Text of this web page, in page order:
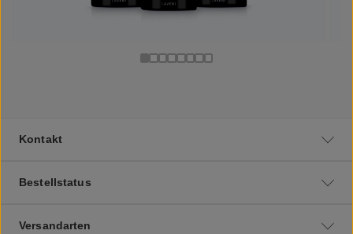
Kontakt
Bestellstatus
Versandarten